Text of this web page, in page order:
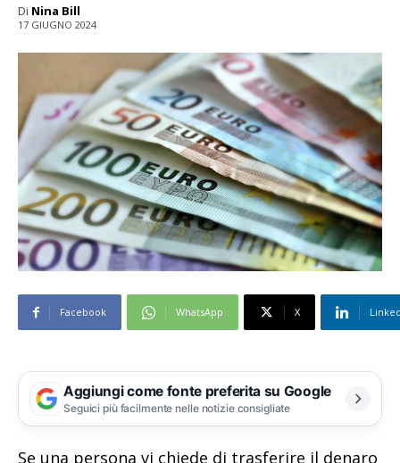
Di Nina Bill
17 GIUGNO 2024
Facebook WhatsApp X
Aggiungi come fonte preferita su Google
Seguici più facilmente nelle notizie consigliate
Se una persona vi chiede di trasferire il denaro